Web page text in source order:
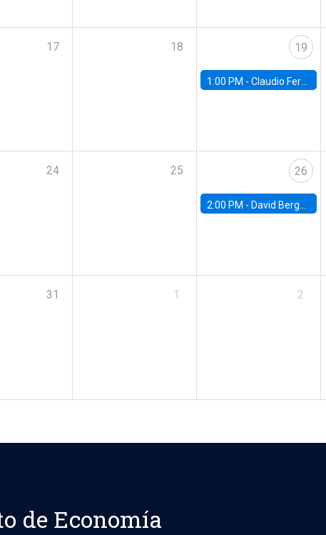
17 18 19
1:00 PM - Claudio Ferraz, British Columbia
24 25 26
2:00 PM - David Berger, Duke
31 1 2
de Economía